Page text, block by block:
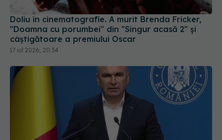
Doliu în cinematografie. A murit Brenda Fricker,
"Doamna cu porumbei" din "Singur acasă 2" și
câștigătoare a premiului Oscar
17 iul 2026, 20:34